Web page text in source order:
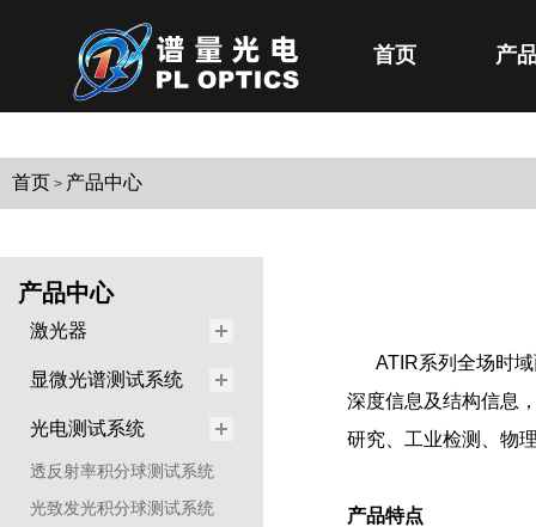
首页 产
首页 > 产品中心
产品中心
激光器
显微光谱测试系统
光电测试系统
透反射率积分球测试系统
光致发光积分球测试系统
ATIR系列全场时
深度信息及结构信息
研究、工业检测、物
产品特点